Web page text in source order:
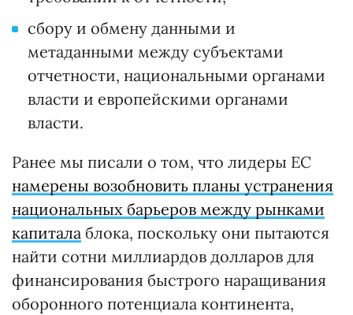
сбору и обмену данными и
метаданными между субъектами
отчетности, национальными органами
власти и европейскими органами
власти.
Ранее мы писали о том, что лидеры ЕС
намерены возобновить планы устранения
национальных барьеров между рынками
капитала блока, поскольку они пытаются
найти сотни миллиардов долларов для
финансирования быстрого наращивания
оборонного потенциала континента,